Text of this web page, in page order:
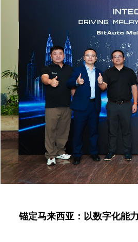
锚定马来西亚：以数字化能